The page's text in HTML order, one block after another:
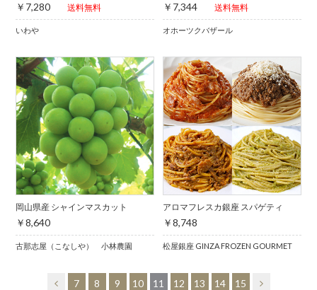
￥7,280 送料無料
いわや
￥7,344 送料無料
オホーツクバザール
岡山県産 シャインマスカット
￥8,640
古那志屋（こなしや） 小林農園
アロマフレスカ銀座 スパゲティ
￥8,748
松屋銀座 GINZA FROZEN GOURMET
7 8 9 10 11 12 13 14 15